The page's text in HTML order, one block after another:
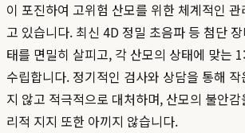
이 포진하여 고위험 산모를 위한 체계적인
고 있습니다. 최신 4D 정밀 초음파 등 첨단
태를 면밀히 살피고, 각 산모의 상태에 맞는
수립합니다. 정기적인 검사와 상담을 통해
지 않고 적극적으로 대처하며, 산모의 불안
리적 지지 또한 아끼지 않습니다.